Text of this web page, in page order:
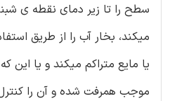
سطح را تا زیر دمای نقطه ی
میکند، بخار آب را از طریق
یا مایع متراکم میکند و یا این
موجب همرفت شده و آن را